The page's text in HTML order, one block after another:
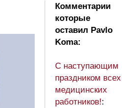
Комментарии
которые
оставил Pavlo
Koma:
С наступающим
праздником всех
медицинских
работников!: